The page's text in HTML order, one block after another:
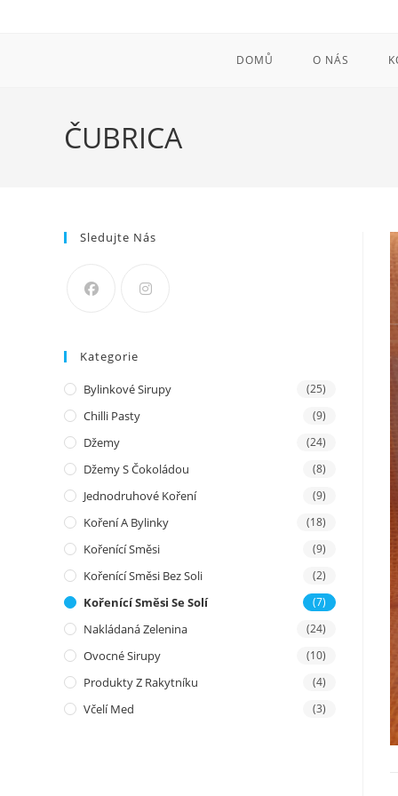
DOMŮ O NÁS
ČUBRICA
Sledujte Nás
Kategorie
Bylinkové Sirupy (25)
Chilli Pasty (9)
Džemy (24)
Džemy S Čokoládou (8)
Jednodruhové Koření (9)
Koření A Bylinky (18)
Kořenící Směsi (9)
Kořenící Směsi Bez Soli (2)
Kořenící Směsi Se Solí (7)
Nakládaná Zelenina (24)
Ovocné Sirupy (10)
Produkty Z Rakytníku (4)
Včelí Med (3)